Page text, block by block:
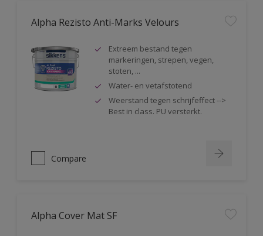
Alpha Rezisto Anti-Marks Velours
Extreem bestand tegen
markeringen, strepen, vegen,
stoten, ...
Water- en vetafstotend
Weerstand tegen schrijfeffect -->
Best in class. PU versterkt.
Compare
Alpha Cover Mat SF